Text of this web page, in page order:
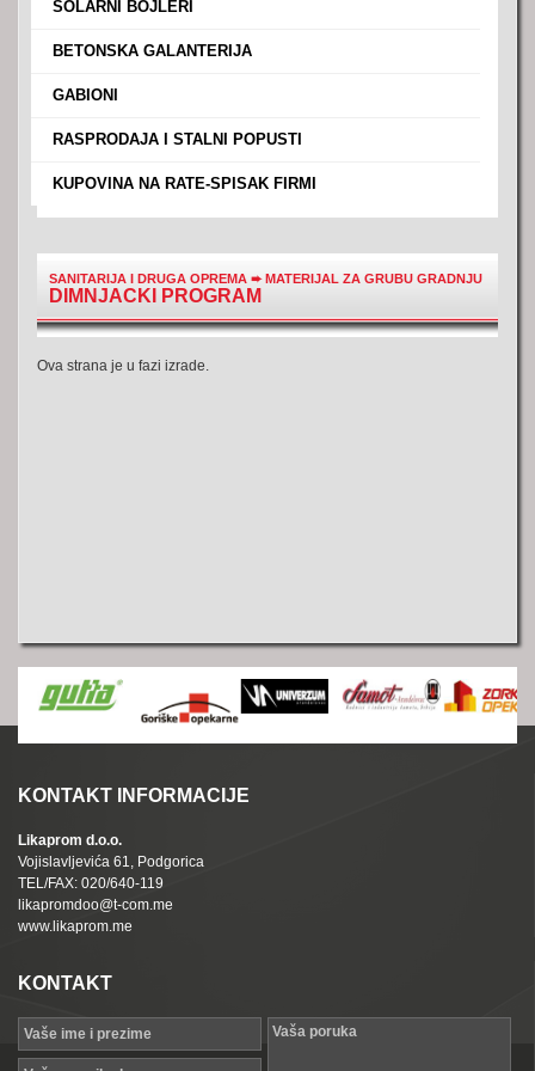
SOLARNI BOJLERI
BETONSKA GALANTERIJA
GABIONI
RASPRODAJA I STALNI POPUSTI
KUPOVINA NA RATE-SPISAK FIRMI
SANITARIJA I DRUGA OPREMA ➨MATERIJAL ZA GRUBU GRADNJU
DIMNJACKI PROGRAM
Ova strana je u fazi izrade.
KONTAKT INFORMACIJE
Likaprom d.o.o.
Vojislavljevića 61, Podgorica
TEL/FAX: 020/640-119
likapromdoo@t-com.me
www.likaprom.me
KONTAKT